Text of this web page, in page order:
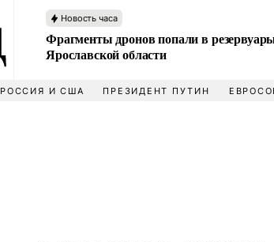
Новость часа
Фрагменты дронов попали в
Ярославской области
РОССИЯ И США ПРЕЗИДЕНТ ПУТИН